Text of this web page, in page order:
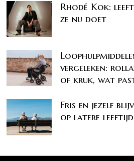
Rhodé Kok:
ze nu doet
vergeleken:
of kruk, wat
Fris en jezelf
op latere leeftijd